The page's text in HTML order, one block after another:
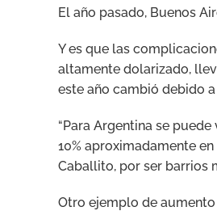
El año pasado, Buenos
Y es que las
altamente dolarizado,
este año cambió debido
“Para Argentina se
10% aproximadamente
Caballito, por ser barrios
Otro ejemplo de aumento